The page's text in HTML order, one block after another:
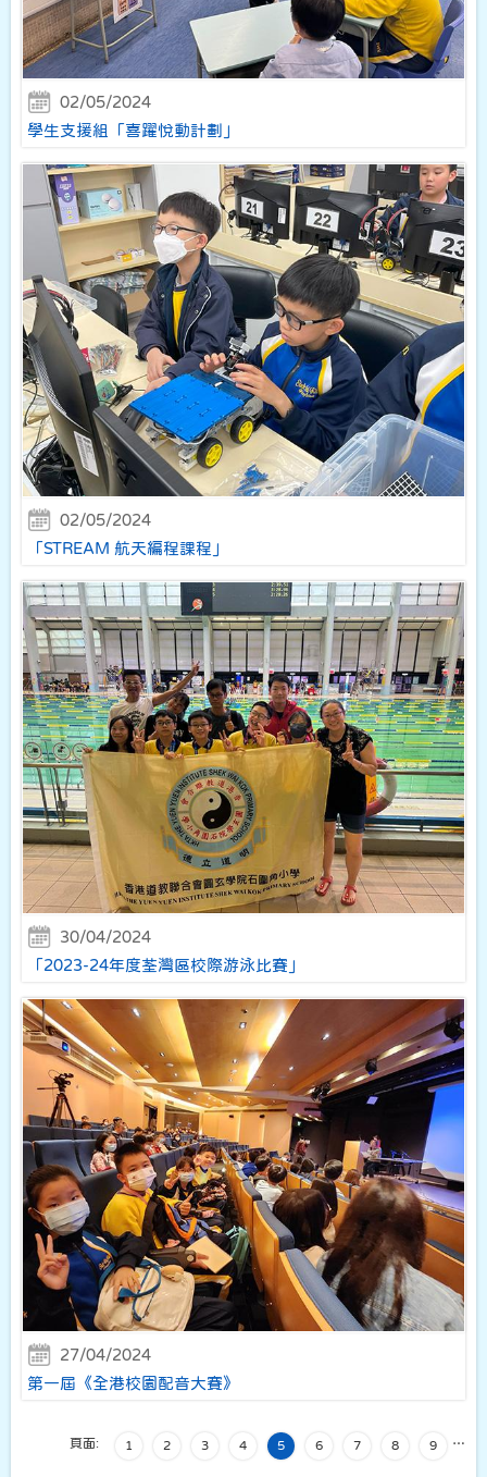
02/05/2024
學生支援組「喜躍悅動計劃」
02/05/2024
「STREAM 航天編程課程」
30/04/2024
「2023-24年度荃灣區校際游泳比賽」
27/04/2024
第一屆《全港校園配音大賽》
頁面: 1 2 3 4 5 6 7 8 9 …